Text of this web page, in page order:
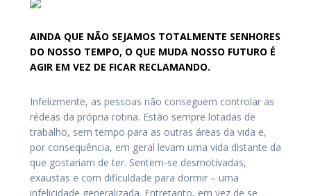
AINDA QUE NÃO SEJAMOS TOTALMENTE SENHORES
DO NOSSO TEMPO, O QUE MUDA NOSSO FUTURO É
AGIR EM VEZ DE FICAR RECLAMANDO.
Infelizmente, as pessoas não conseguem controlar as
rédeas da própria rotina. Estão sempre lotadas de
trabalho, sem tempo para as outras áreas da vida e,
por consequência, em geral levam uma vida distante da
que gostariam de ter. Sentem-se desmotivadas,
exaustas e com dificuldade para dormir – uma
infelicidade generalizada. Entretanto, em vez de se